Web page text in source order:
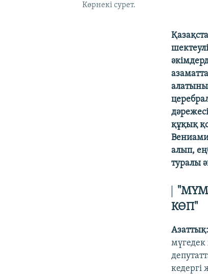
Көрнекі сурет.
құқық
алып,
туралы
КӨП"
мүгедек
кедергі